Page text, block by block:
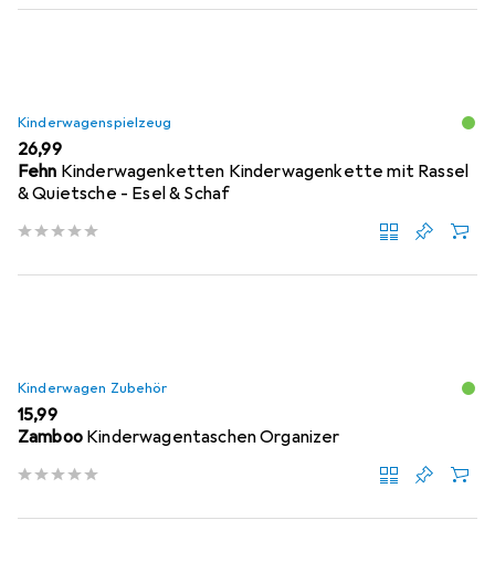
Kinderwagenspielzeug
EUR
26,99
Fehn Kinderwagenketten Kinderwagenkette mit Rassel
& Quietsche - Esel & Schaf
Kinderwagen Zubehör
EUR
15,99
Zamboo Kinderwagentaschen Organizer